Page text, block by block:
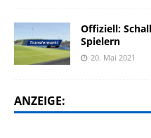
Offiziell:
Spielern
20. Mai 2021
ANZEIGE: